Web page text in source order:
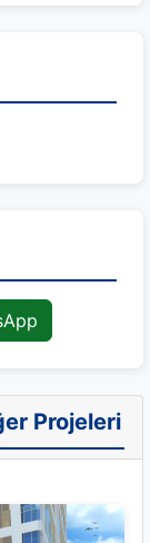
Projeleri